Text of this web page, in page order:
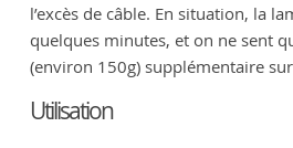
l’excès de câble. En situation, la
quelques minutes, et on ne sent
(environ 150g) supplémentaire
Utilisation